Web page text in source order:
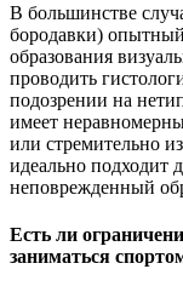
В большинстве
бородавки)
образования
проводить
подозрении на
имеет
или стремительно
идеально подходит
неповрежденный
Есть ли
заниматься